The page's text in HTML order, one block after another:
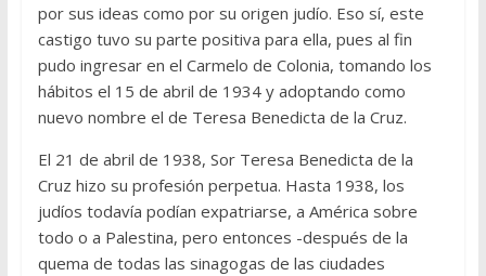
por sus ideas como por su origen judío. Eso sí, este
castigo tuvo su parte positiva para ella, pues al fin
pudo ingresar en el Carmelo de Colonia, tomando los
hábitos el 15 de abril de 1934 y adoptando como
nuevo nombre el de Teresa Benedicta de la Cruz.
El 21 de abril de 1938, Sor Teresa Benedicta de la
Cruz hizo su profesión perpetua. Hasta 1938, los
judíos todavía podían expatriarse, a América sobre
todo o a Palestina, pero entonces -después de la
quema de todas las sinagogas de las ciudades